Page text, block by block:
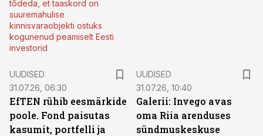
tõdeda, et taaskord on
suuremahulise
kinnisvaraobjekti ostuks
kogunenud peamiselt Eesti
investorid
UUDISED
31.07.26, 06:30
EfTEN rühib eesmärkide
poole. Fond paisutas
kasumit, portfelli ja
UUDISED
31.07.26, 10:40
Galerii: Invego avas
oma Riia arenduses
sündmuskeskuse